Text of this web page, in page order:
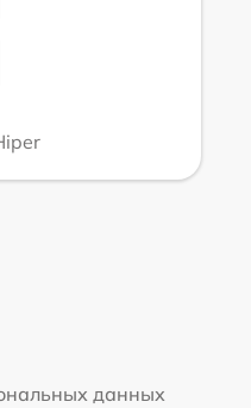
данных